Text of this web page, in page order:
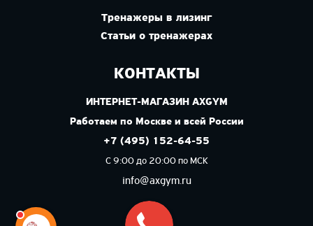
Тренажеры в лизинг
Статьи о тренажерах
КОНТАКТЫ
ИНТЕРНЕТ-МАГАЗИН AXGYM
Работаем по Москве и всей России
+7 (495) 152-64-55
С 9:00 до 20:00 по МСК
info@axgym.ru